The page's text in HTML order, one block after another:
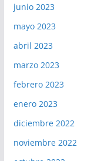
junio 2023
mayo 2023
abril 2023
marzo 2023
febrero 2023
enero 2023
diciembre 2022
noviembre 2022